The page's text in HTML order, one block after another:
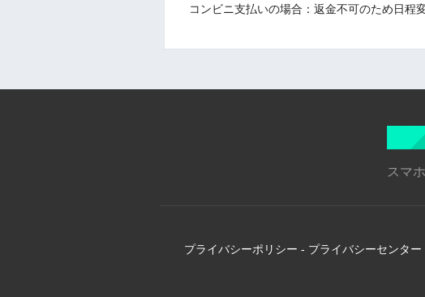
コンビニ支払いの場合：返金不可のため日程変
スマ
プライバシーポリシー - プライバシーセンター